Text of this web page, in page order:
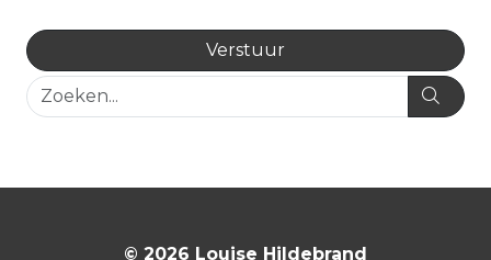
© 2026 Louise Hildebrand